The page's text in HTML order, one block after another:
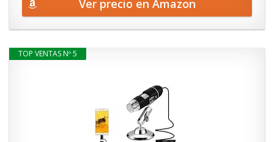
Ver precio en Amazon
TOP VENTAS Nº 5